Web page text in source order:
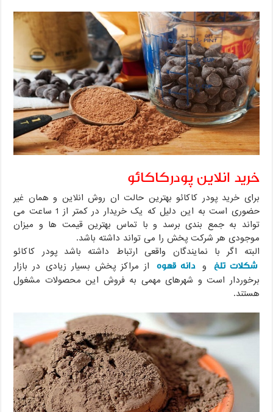
خرید انلاین پودرکاکائو
برای خرید پودر کاکائو بهترین حالت ان روش انلاین و همان غیر
حضوری است به این دلیل که یک خریدار در کمتر از 1 ساعت می
تواند به جمع بندی برسد و با تماس بهترین قیمت ها و میزان
موجودی هر شرکت پخش را می تواند داشته باشد.
البته اگر با نمایندگان واقعی ارتباط داشته باشد پودر کاکائو
شکلات تلخ و دانه قهوه از مراکز پخش بسیار زیادی در بازار
برخوردار است و شهرهای مهمی به فروش این محصولات مشغول
هستند.